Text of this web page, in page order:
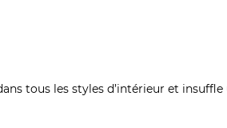
tous les styles d’intérieur et